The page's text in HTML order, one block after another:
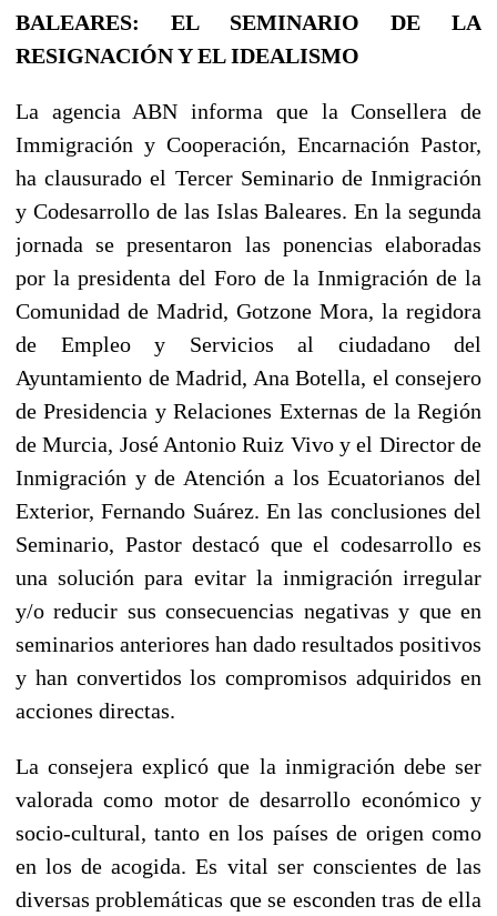
BALEARES: EL SEMINARIO DE LA
RESIGNACIÓN Y EL IDEALISMO
La agencia ABN informa que la Consellera de
Immigración y Cooperación, Encarnación Pastor,
ha clausurado el Tercer Seminario de Inmigración
y Codesarrollo de las Islas Baleares. En la segunda
jornada se presentaron las ponencias elaboradas
por la presidenta del Foro de la Inmigración de la
Comunidad de Madrid, Gotzone Mora, la regidora
de Empleo y Servicios al ciudadano del
Ayuntamiento de Madrid, Ana Botella, el consejero
de Presidencia y Relaciones Externas de la Región
de Murcia, José Antonio Ruiz Vivo y el Director de
Inmigración y de Atención a los Ecuatorianos del
Exterior, Fernando Suárez. En las conclusiones del
Seminario, Pastor destacó que el codesarrollo es
una solución para evitar la inmigración irregular
y/o reducir sus consecuencias negativas y que en
seminarios anteriores han dado resultados positivos
y han convertidos los compromisos adquiridos en
acciones directas.
La consejera explicó que la inmigración debe ser
valorada como motor de desarrollo económico y
socio-cultural, tanto en los países de origen como
en los de acogida. Es vital ser conscientes de las
diversas problemáticas que se esconden tras de ella